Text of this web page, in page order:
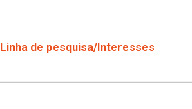
Linha de pesquisa/Interesses